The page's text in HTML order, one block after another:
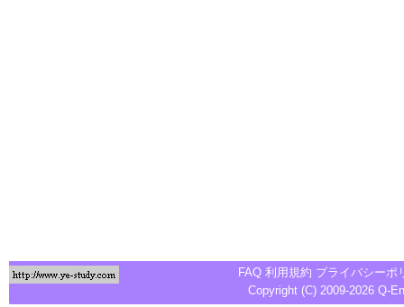
FAQ 利用規約 プライバシーポ
Copyright (C) 2009-2026 Q-